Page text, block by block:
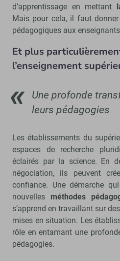
d’apprentissage en mettant
Mais pour cela, il faut
pédagogiques aux
Et plus
l’enseignement
Une profonde
leurs pédagogies
Les établissements du
espaces de recherche
éclairés par la science. En
négociation, ils peuvent
confiance. Une démarche
nouvelles méthodes
s’apprend en travaillant sur
mises en situation. Les
rôle en entamant une
pédagogies.